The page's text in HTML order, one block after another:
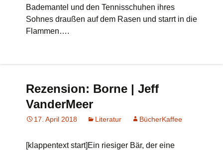
Bademantel und den Tennisschuhen ihres
Sohnes draußen auf dem Rasen und starrt in die
Flammen….
Rezension: Borne | Jeff
VanderMeer
17. April 2018 Literatur BücherKaffee
[klappentext start]Ein riesiger Bär, der eine